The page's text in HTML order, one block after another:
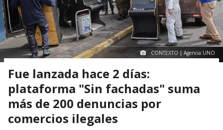
CONTEXTO | Agencia UNO
Fue lanzada hace 2 días:
plataforma "Sin fachadas" suma
más de 200 denuncias por
comercios ilegales